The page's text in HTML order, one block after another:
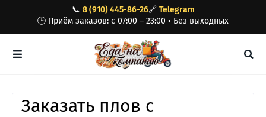
📞 8 (910) 445-86-26🔗 Telegram
🕒 Приём заказов: с 07:00 – 23:00 • Без выходных
Заказать плов с